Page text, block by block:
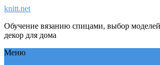
knitt.net
Обучение вязанию спицами, выбор
декор для дома
Меню